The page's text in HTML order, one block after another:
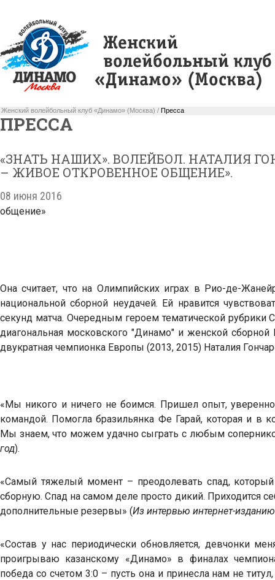
Женский волейбольный клуб «Динамо» (Москва) / Пресса
ПРЕССА
«ЗНАТЬ НАШИХ». ВОЛЕЙБОЛ. НАТАЛИЯ
– ЖИВОЕ ОТКРОВЕННОЕ ОБЩЕНИЕ».
08 июня 2016
общение»
Она считает, что на Олимпийских играх в Рио-де-
национальной сборной неудачей. Ей нравится
секунд матча. Очередным героем тематической
диагональная московского "Динамо" и женской сборной
двукратная чемпионка Европы (2013, 2015) Наталия
«Мы никого и ничего не боимся. Пришел опыт,
командой. Помогла бразильянка Фе Гарай, которая и в
Мы знаем, что можем удачно сыграть с любым
год).
«Самый тяжелый момент – преодолевать спад,
сборную. Спад на самом деле просто дикий. Приходится
дополнительные резервы» (Из интервью интернет-
«Состав у нас периодически обновляется, девчонки
проигрываю казанскому «Динамо» в финалах
победа со счетом 3:0 – пусть она и принесла нам не